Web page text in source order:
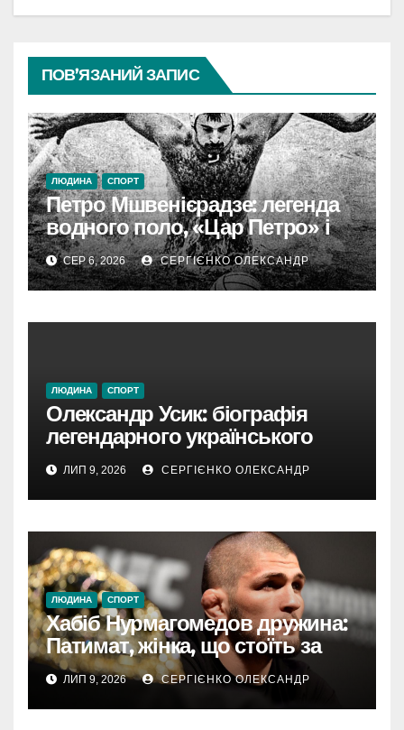
ПОВ’ЯЗАНИЙ ЗАПИС
ЛЮДИНА СПОРТ
Петро Мшвенієрадзе: легенда
водного поло, «Цар Петро» і
батько династії
СЕР 6, 2026 СЕРГІЄНКО ОЛЕКСАНДР
ЛЮДИНА СПОРТ
Олександр Усик: біографія
легендарного українського
боксера від Олімпіади до
абсолютного чемпіона
ЛИП 9, 2026 СЕРГІЄНКО ОЛЕКСАНДР
ЛЮДИНА СПОРТ
Хабіб Нурмагомедов дружина:
Патимат, жінка, що стоїть за
успіхом легенди UFC
ЛИП 9, 2026 СЕРГІЄНКО ОЛЕКСАНДР